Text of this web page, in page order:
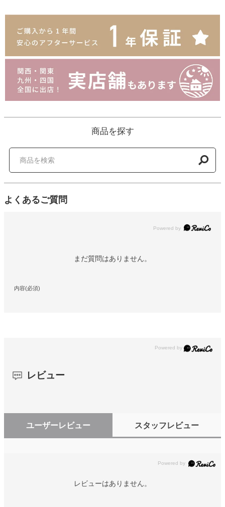
商品を探す
よくあるご質問
Powered by
まだ質問はありません。
内容(必須)
レビュー
ユーザーレビュー スタッフレビュー
レビューはありません。